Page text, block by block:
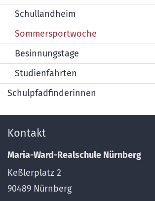
Schullandheim
Sommersportwoche
Besinnungstage
Studienfahrten
Schulpfadfinderinnen
Kontakt
Maria-Ward-Realschule Nürnberg
Keßlerplatz 2
90489 Nürnberg